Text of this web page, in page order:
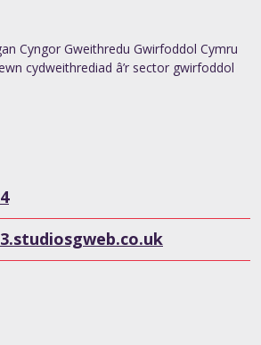
Cyngor Gweithredu Gwirfoddol Cymru
cydweithrediad â’r sector gwirfoddol